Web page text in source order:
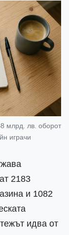
млрд. лв. оборот
играчи
2183
и 1082
идва от